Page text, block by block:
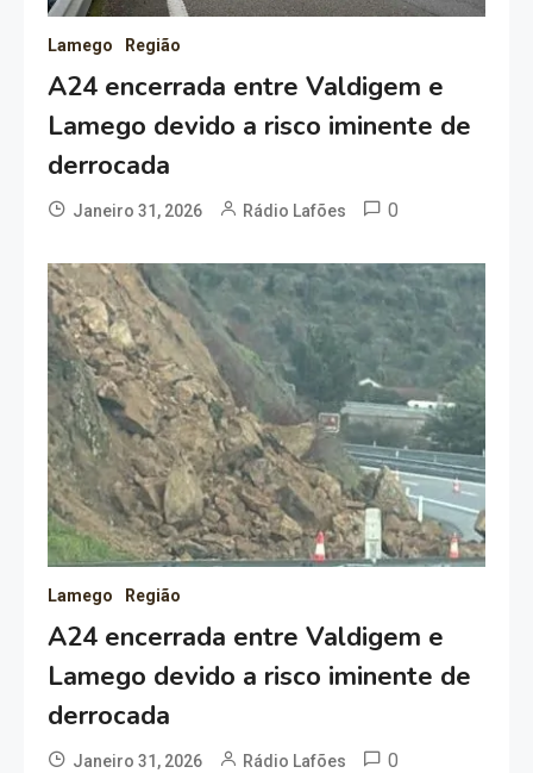
Lamego Região
A24 encerrada entre Valdigem e
Lamego devido a risco iminente de
derrocada
Janeiro 31, 2026 Rádio Lafões 0
Lamego Região
A24 encerrada entre Valdigem e
Lamego devido a risco iminente de
derrocada
Janeiro 31, 2026 Rádio Lafões 0